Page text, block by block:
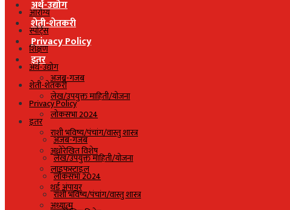
अर्थ-उद्योग
शेती-शेतकरी
Privacy Policy
इतर
अजब-गजब
लेख/उपयुक्त माहिती/योजना
लोकसभा 2024
राशी भविष्य/पंचांग/वास्तु शास्त्र
अधोरेखित विशेष
लाइफस्टाइल
थर्ड अंपायर
अध्यात्म
आरोग्य
स्पोर्ट्स
शिक्षण
अर्थ-उद्योग
शेती-शेतकरी
Privacy Policy
इतर
अजब-गजब
लेख/उपयुक्त माहिती/योजना
लोकसभा 2024
राशी भविष्य/पंचांग/वास्तु शास्त्र